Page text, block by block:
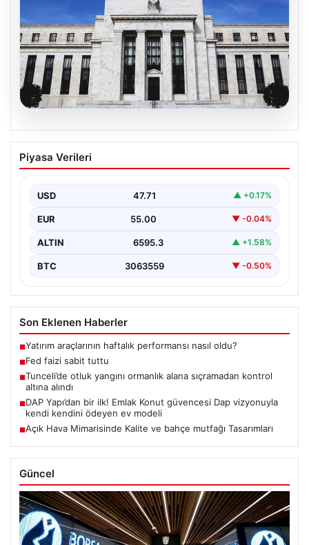
Fed faizi sabit tuttu
Piyasa Verileri
USD 47.71 ▲ +0.17%
EUR 55.00 ▼ -0.04%
ALTIN 6595.3 ▲ +1.58%
BTC 3063559 ▼ -0.50%
Son Eklenen Haberler
■Yatırım araçlarının haftalık performansı nasıl oldu?
■Fed faizi sabit tuttu
■Tunceli’de otluk yangını ormanlık alana sıçramadan kontrol
altına alındı
■DAP Yapı’dan bir ilk! Emlak Konut güvencesi Dap vizyonuyla
kendi kendini ödeyen ev modeli
■Açık Hava Mimarisinde Kalite ve bahçe mutfağı Tasarımları
Güncel